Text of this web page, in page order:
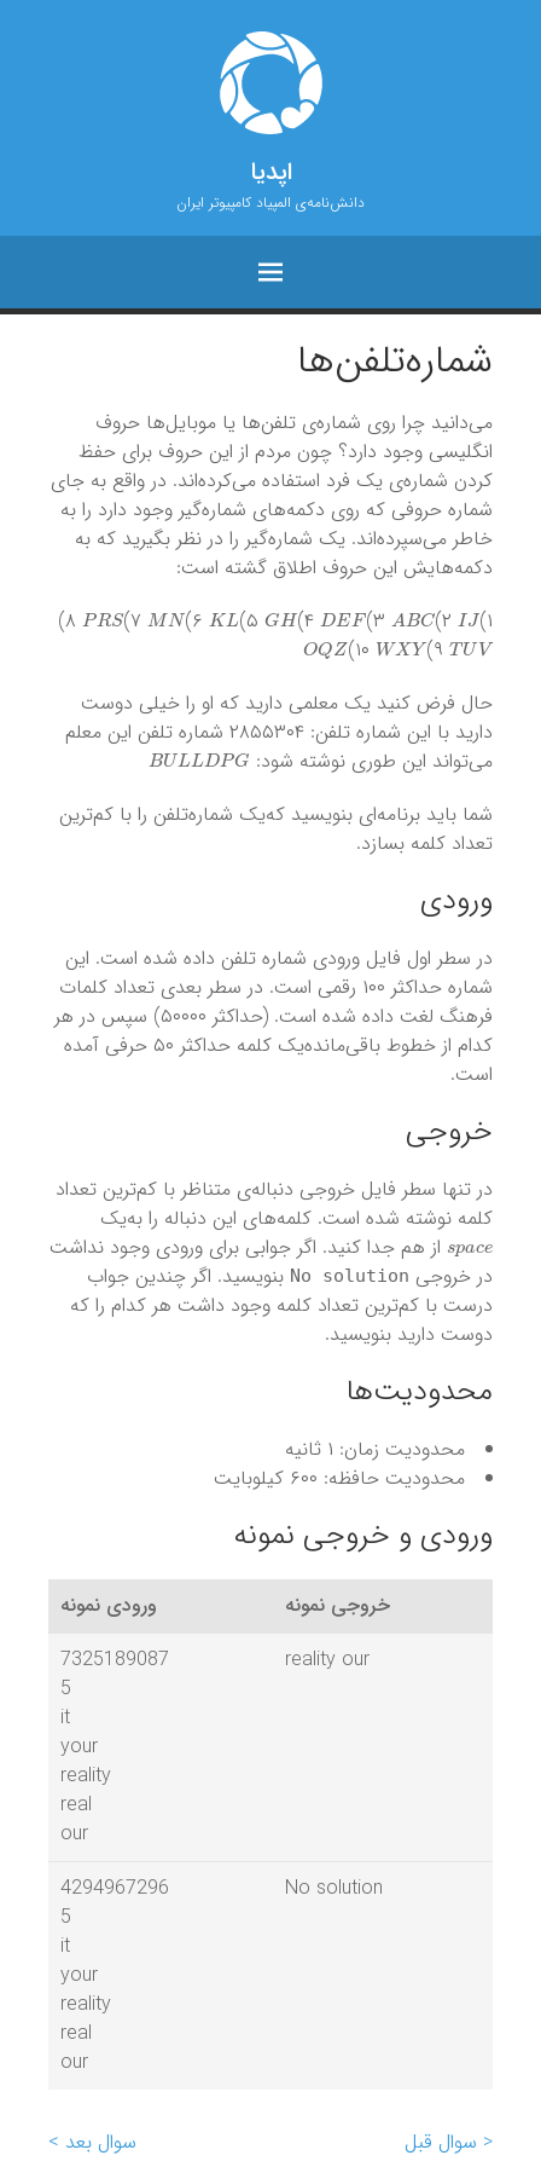
اپدیا
دانش‌نامه‌ی المپیاد کامپیوتر ایران
شماره‌تلفن‌ها
می‌دانید چرا روی شماره‌ی تلفن‌ها یا موبایل‌ها حروف
انگلیسی وجود دارد؟ چون مردم از این حروف برای حفظ
کردن شماره‌ی یک فرد استفاده می‌کرده‌اند. در واقع به جای
شماره حروفی که روی دکمه‌های شماره‌گیر وجود دارد را به
خاطر می‌سپرده‌اند. یک شماره‌گیر را در نظر بگیرید که به
دکمه‌هایش این حروف اطلاق گشته است:
۱)
IJ
ABC
DEF ۴) GH ۵) KL ۶) MN ۷) PRS
TUV ۹) WXY
OQZ
حال فرض کنید یک معلمی دارید که او را خیلی دوست
دارید با این شماره تلفن: ۲۸۵۵۳۰۴ شماره تلفن این معلم
می‌تواند این طوری نوشته شود:
BULLDPG
شما باید برنامه‌ای بنویسید که‌یک شماره‌تلفن را با کم‌ترین
تعداد کلمه بسازد.
ورودی
در سطر اول فایل ورودی شماره تلفن داده شده است. این
شماره حداکثر ۱۰۰ رقمی است. در سطر بعدی تعداد کلمات
فرهنگ لغت داده شده است. (حداکثر ۵۰۰۰۰) سپس در هر
کدام از خطوط باقی‌مانده‌یک کلمه حداکثر ۵۰ حرفی آمده
است.
خروجی
در تنها سطر فایل خروجی دنباله‌ی متناظر با کم‌ترین تعداد
کلمه‌ نوشته شده است. کلمه‌های این دنباله را به‌یک
s pace
از هم جدا کنید. اگر جوابی برای ورودی وجود نداشت
در خروجی No solution بنویسید. اگر چندین جواب
درست با کم‌ترین تعداد کلمه وجود داشت هر کدام را که
دوست دارید بنویسید.
محدودیت‌ها
محدودیت زمان: ۱ ثانیه
محدودیت حافظه: ۶۰۰ کیلوبایت
ورودی و خروجی نمونه
ورودی نمونه
خروجی نمونه
7325189087
5
it
your
reality
real
our
reality our
4294967296
5
it
your
reality
real
our
No solution
< سوال قبل سوال بعد >